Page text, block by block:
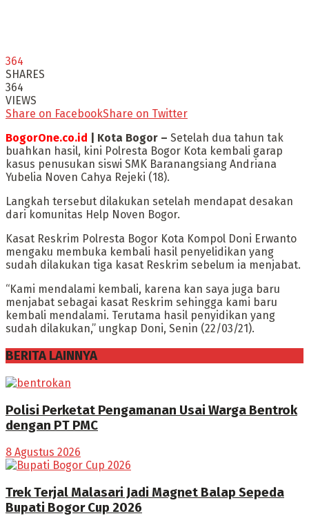
364
SHARES
364
VIEWS
Share on FacebookShare on Twitter
BogorOne.co.id
| Kota Bogor – Setelah dua tahun tak
buahkan hasil, kini Polresta Bogor Kota kembali garap
kasus penusukan siswi SMK Baranangsiang Andriana
Yubelia Noven Cahya Rejeki (18).
Langkah tersebut dilakukan setelah mendapat desakan
dari komunitas Help Noven Bogor.
Kasat Reskrim Polresta Bogor Kota Kompol Doni Erwanto
mengaku membuka kembali hasil penyelidikan yang
sudah dilakukan tiga kasat Reskrim sebelum ia menjabat.
“Kami mendalami kembali, karena kan saya juga baru
menjabat sebagai kasat Reskrim sehingga kami baru
kembali mendalami. Terutama hasil penyidikan yang
sudah dilakukan,” ungkap Doni, Senin (22/03/21).
BERITA LAINNYA
Polisi Perketat Pengamanan Usai Warga Bentrok
dengan PT PMC
8 Agustus 2026
Trek Terjal Malasari Jadi Magnet Balap Sepeda
Bupati Bogor Cup 2026